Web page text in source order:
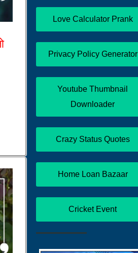
Love Calculator Prank
Privacy Policy Generator
Youtube Thumbnail
Downloader
Crazy Status Quotes
Home Loan Bazaar
Cricket Event